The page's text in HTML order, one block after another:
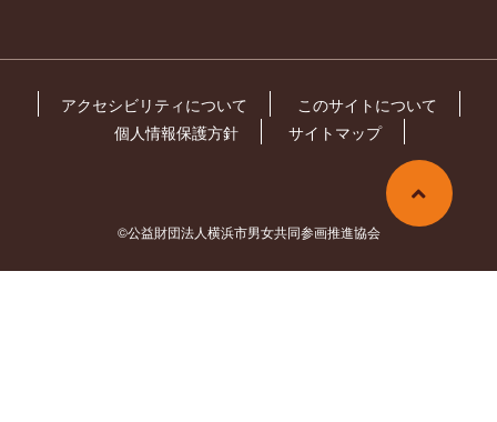
アクセシビリティについて
このサイトについて
個人情報保護方針
サイトマップ
©公益財団法人横浜市男女共同参画推進協会